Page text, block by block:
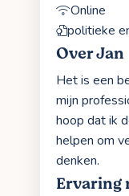
Online
politieke
Over Jan
Het is een
mijn
hoop dat ik
helpen om
denken.
Ervaring